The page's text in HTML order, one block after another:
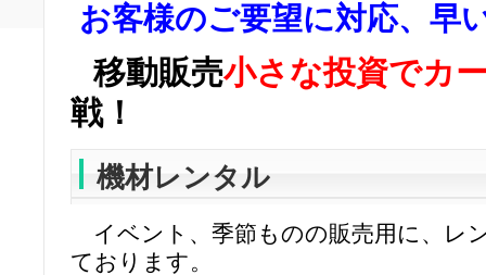
お客様のご要望に対応、早
移動販売小さな投資でカ
戦！
機材レンタル
イベント、季節ものの販売用に、レ
ております。